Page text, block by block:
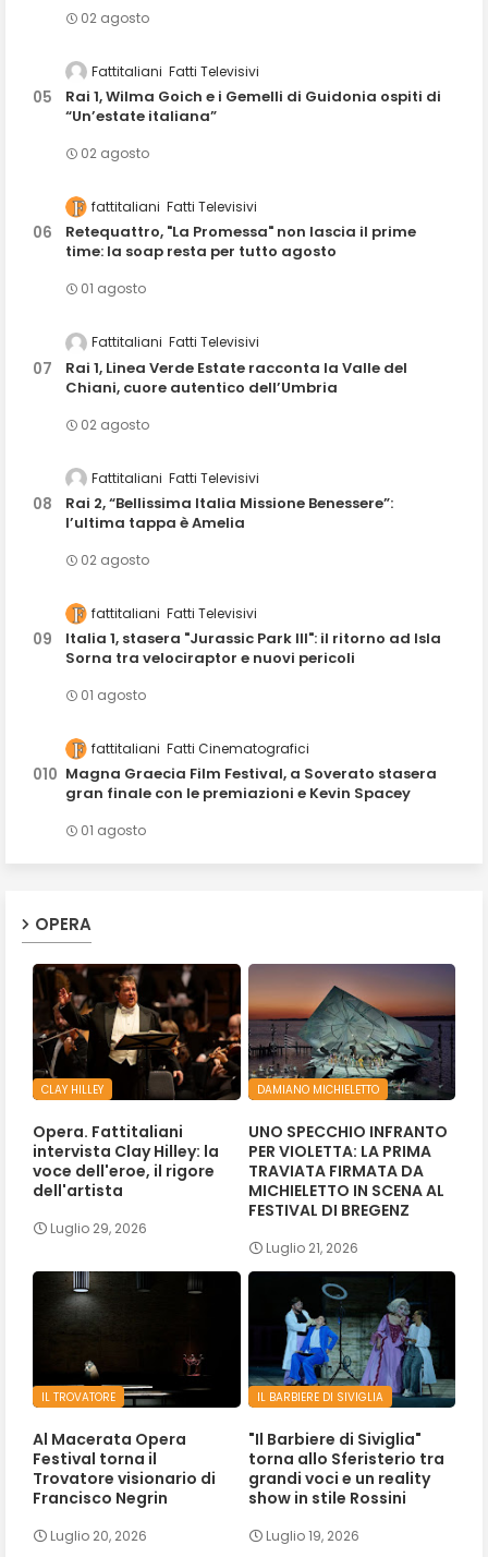
02 agosto
Fattitaliani Fatti Televisivi
Rai 1, Wilma Goich e i Gemelli di Guidonia ospiti di
“Un’estate italiana”
02 agosto
fattitaliani Fatti Televisivi
Retequattro, "La Promessa" non lascia il prime
time: la soap resta per tutto agosto
01 agosto
Fattitaliani Fatti Televisivi
Rai 1, Linea Verde Estate racconta la Valle del
Chiani, cuore autentico dell’Umbria
02 agosto
Fattitaliani Fatti Televisivi
Rai 2, “Bellissima Italia Missione Benessere”:
l’ultima tappa è Amelia
02 agosto
fattitaliani Fatti Televisivi
Italia 1, stasera "Jurassic Park III": il ritorno ad Isla
Sorna tra velociraptor e nuovi pericoli
01 agosto
fattitaliani Fatti Cinematografici
Magna Graecia Film Festival, a Soverato stasera
gran finale con le premiazioni e Kevin Spacey
01 agosto
OPERA
CLAY HILLEY
Opera. Fattitaliani
intervista Clay Hilley: la
voce dell'eroe, il rigore
dell'artista
Luglio 29, 2026
DAMIANO MICHIELETTO
UNO SPECCHIO INFRANTO
PER VIOLETTA: LA PRIMA
TRAVIATA FIRMATA DA
MICHIELETTO IN SCENA AL
FESTIVAL DI BREGENZ
Luglio 21, 2026
IL TROVATORE
Al Macerata Opera
Festival torna il
Trovatore visionario di
Francisco Negrin
Luglio 20, 2026
IL BARBIERE DI SIVIGLIA
"Il Barbiere di Siviglia"
torna allo Sferisterio tra
grandi voci e un reality
show in stile Rossini
Luglio 19, 2026